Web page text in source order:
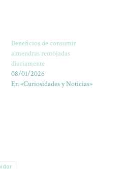
Beneficios de consumir
almendras remojadas
diariamente
08/01/2026
En «Curiosidades y Noticias»